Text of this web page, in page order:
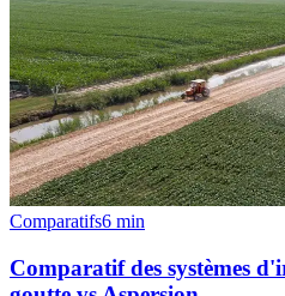
Comparatifs6 min
Comparatif des systèmes